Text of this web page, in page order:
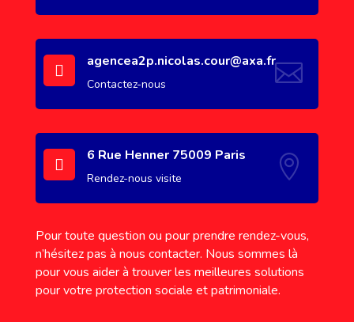

agencea2p.nicolas.cour@axa.fr
Contactez-nous 

6 Rue Henner 75009 Paris
Rendez-nous visite 
Pour toute question ou pour prendre rendez-vous,
n’hésitez pas à nous contacter. Nous sommes là
pour vous aider à trouver les meilleures solutions
pour votre protection sociale et patrimoniale.